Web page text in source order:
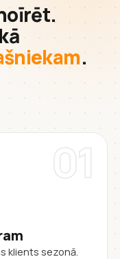
.
01
klients sezonā.